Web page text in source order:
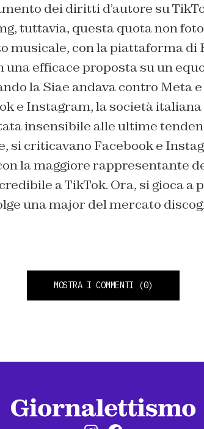
dei diritti d’autore su
tuttavia, questa quota non
musicale, con la piattaforma di
efficace proposta su un
la Siae andava contro Meta
e Instagram, la società
insensibile alle ultime
si criticavano Facebook e
la maggiore rappresentante
a TikTok. Ora, si gioca a
una major del mercato
MOSTRA I COMMENTI (0)